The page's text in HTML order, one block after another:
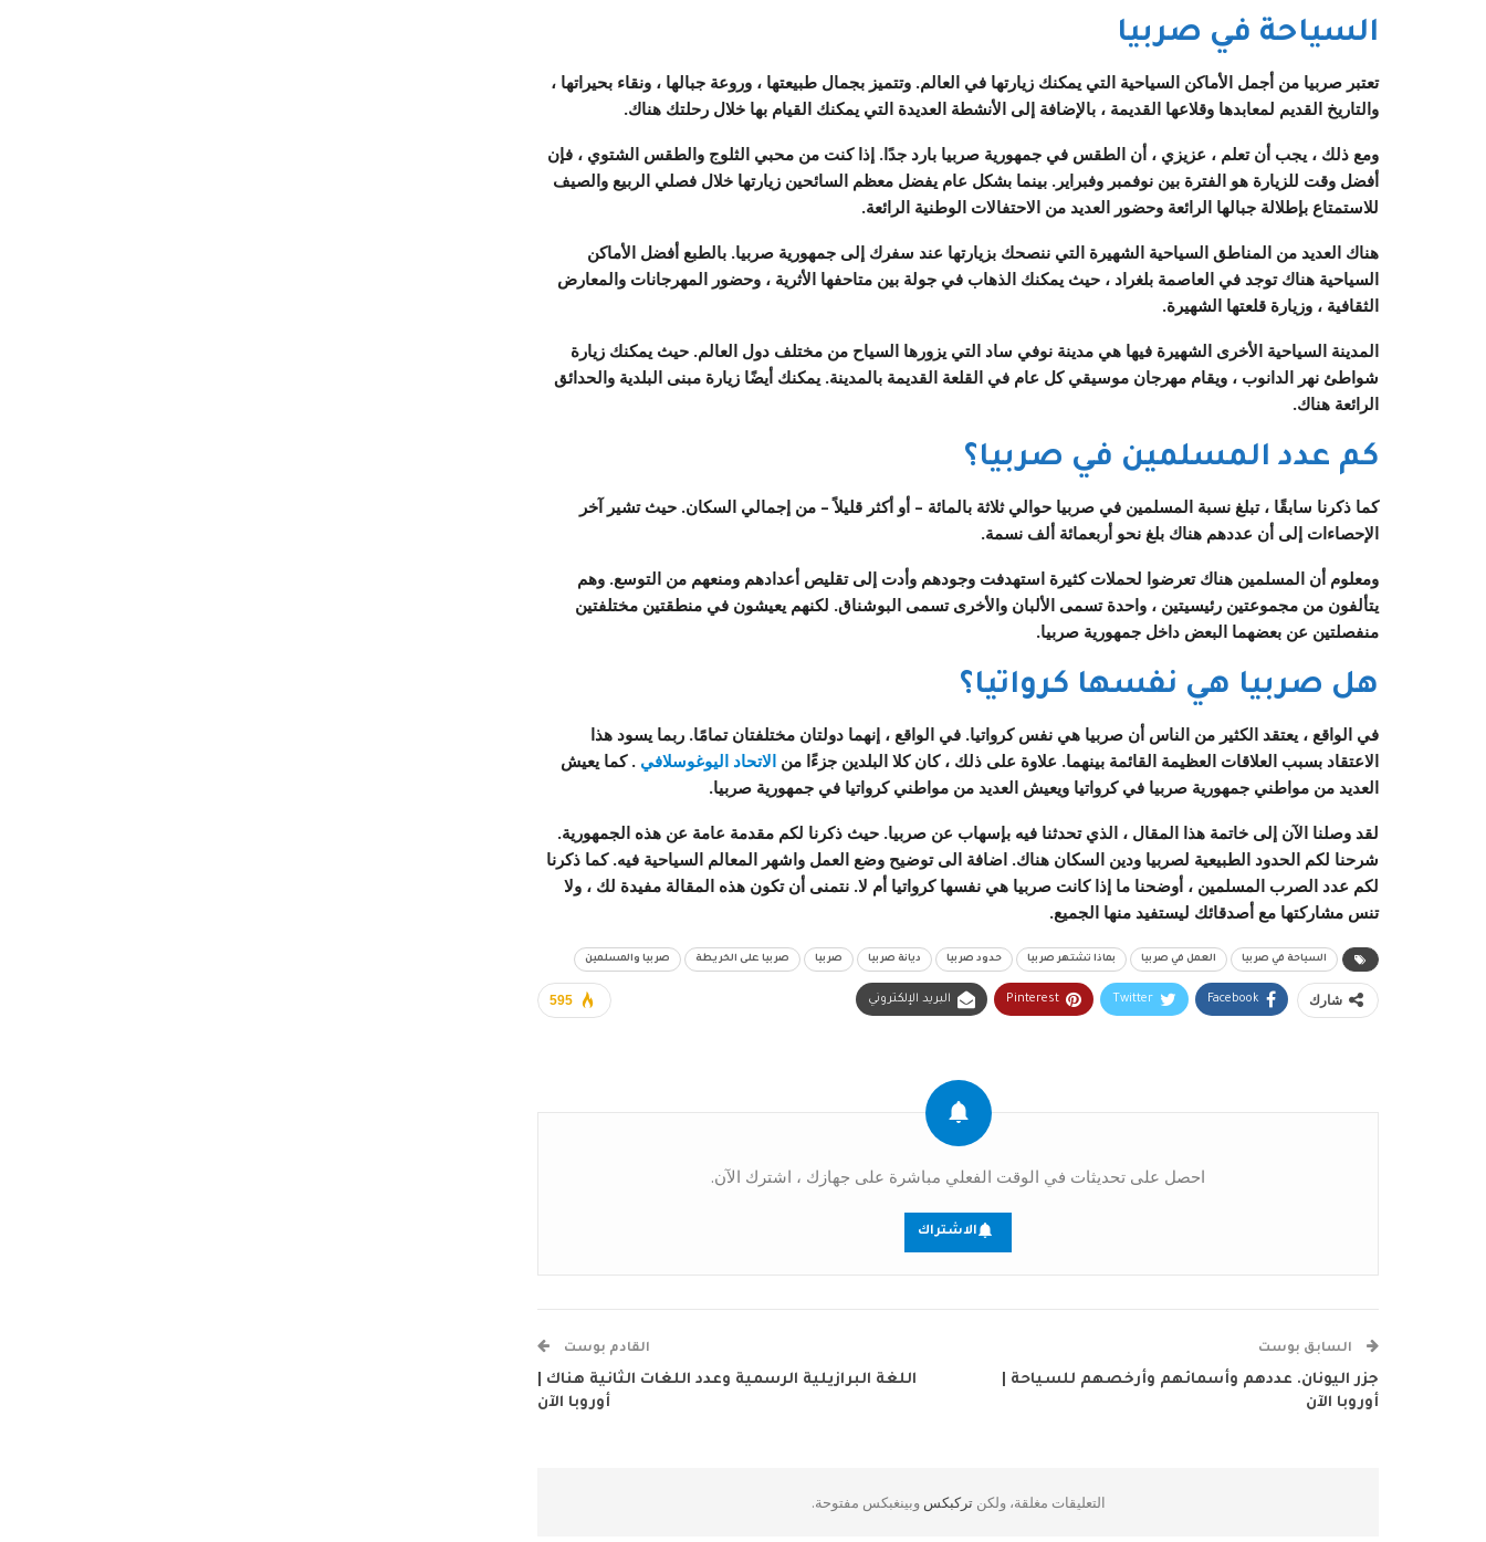
السياحة في صربيا
تعتبر صربيا من أجمل الأماكن السياحية التي يمكنك زيارتها في العالم. وتتميز بجمال طبيعتها ، وروعة جبالها ، ونقاء بحيراتها ،
والتاريخ القديم لمعابدها وقلاعها القديمة ، بالإضافة إلى الأنشطة العديدة التي يمكنك القيام بها خلال رحلتك هناك.
ومع ذلك ، يجب أن تعلم ، عزيزي ، أن الطقس في جمهورية صربيا بارد جدًا. إذا كنت من محبي الثلوج والطقس الشتوي ، فإن
أفضل وقت للزيارة هو الفترة بين نوفمبر وفبراير. بينما بشكل عام يفضل معظم السائحين زيارتها خلال فصلي الربيع والصيف
للاستمتاع بإطلالة جبالها الرائعة وحضور العديد من الاحتفالات الوطنية الرائعة.
هناك العديد من المناطق السياحية الشهيرة التي ننصحك بزيارتها عند سفرك إلى جمهورية صربيا. بالطبع أفضل الأماكن
السياحية هناك توجد في العاصمة بلغراد ، حيث يمكنك الذهاب في جولة بين متاحفها الأثرية ، وحضور المهرجانات والمعارض
الثقافية ، وزيارة قلعتها الشهيرة.
المدينة السياحية الأخرى الشهيرة فيها هي مدينة نوفي ساد التي يزورها السياح من مختلف دول العالم. حيث يمكنك زيارة
شواطئ نهر الدانوب ، ويقام مهرجان موسيقي كل عام في القلعة القديمة بالمدينة. يمكنك أيضًا زيارة مبنى البلدية والحدائق
الرائعة هناك.
كم عدد المسلمين في صربيا؟
كما ذكرنا سابقًا ، تبلغ نسبة المسلمين في صربيا حوالي ثلاثة بالمائة – أو أكثر قليلاً – من إجمالي السكان. حيث تشير آخر
الإحصاءات إلى أن عددهم هناك بلغ نحو أربعمائة ألف نسمة.
ومعلوم أن المسلمين هناك تعرضوا لحملات كثيرة استهدفت وجودهم وأدت إلى تقليص أعدادهم ومنعهم من التوسع. وهم
يتألفون من مجموعتين رئيسيتين ، واحدة تسمى الألبان والأخرى تسمى البوشناق. لكنهم يعيشون في منطقتين مختلفتين
منفصلتين عن بعضهما البعض داخل جمهورية صربيا.
هل صربيا هي نفسها كرواتيا؟
في الواقع ، يعتقد الكثير من الناس أن صربيا هي نفس كرواتيا. في الواقع ، إنهما دولتان مختلفتان تمامًا. ربما يسود هذا
الاعتقاد بسبب العلاقات العظيمة القائمة بينهما. علاوة على ذلك ، كان كلا البلدين جزءًا من الاتحاد اليوغوسلافي . كما يعيش
العديد من مواطني جمهورية صربيا في كرواتيا ويعيش العديد من مواطني كرواتيا في جمهورية صربيا.
لقد وصلنا الآن إلى خاتمة هذا المقال ، الذي تحدثنا فيه بإسهاب عن صربيا. حيث ذكرنا لكم مقدمة عامة عن هذه الجمهورية.
شرحنا لكم الحدود الطبيعية لصربيا ودين السكان هناك. اضافة الى توضيح وضع العمل واشهر المعالم السياحية فيه. كما ذكرنا
لكم عدد الصرب المسلمين ، أوضحنا ما إذا كانت صربيا هي نفسها كرواتيا أم لا. نتمنى أن تكون هذه المقالة مفيدة لك ، ولا
تنس مشاركتها مع أصدقائك ليستفيد منها الجميع.
السياحة في صربيا العمل في صربيا بماذا تشتهر صربيا حدود صربيا ديانة صربيا صربيا صربيا على الخريطة صربيا والمسلمين
595 شارك Facebook
Twitter
Pinterest البريد الإلكتروني
احصل على تحديثات في الوقت الفعلي مباشرة على جهازك ، اشترك الآن.
الاشتراك
السابق بوست
جزر اليونان. عددهم وأسمائهم وأرخصهم للسياحة |
أوروبا الآن
القادم بوست
اللغة البرازيلية الرسمية وعدد اللغات الثانية هناك |
أوروبا الآن
التعليقات مغلقة، ولكنتركبكسوبينغبكس مفتوحة.